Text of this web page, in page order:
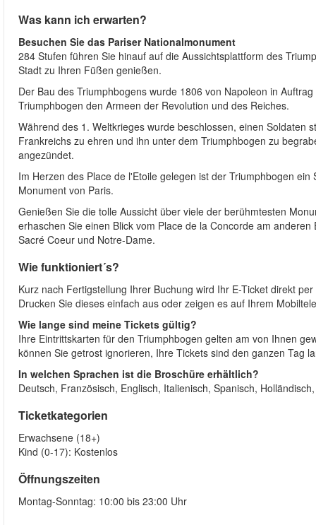
Was kann ich erwarten?
Besuchen Sie das Pariser Nationalmonument
284 Stufen führen Sie hinauf auf die Aussichtsplattform des
Stadt zu Ihren Füßen genießen.
Der Bau des Triumphbogens wurde 1806 von Napoleon in
Triumphbogen den Armeen der Revolution und des Reiches.
Während des 1. Weltkrieges wurde beschlossen, einen Soldaten
Frankreichs zu ehren und ihn unter dem Triumphbogen zu
angezündet.
Im Herzen des Place de l'Etoile gelegen ist der Triumphbogen
Monument von Paris.
Genießen Sie die tolle Aussicht über viele der berühmtesten
erhaschen Sie einen Blick vom Place de la Concorde am
Sacré Coeur und Notre-Dame.
Wie funktioniert´s?
Kurz nach Fertigstellung Ihrer Buchung wird Ihr E-Ticket direkt
Drucken Sie dieses einfach aus oder zeigen es auf Ihrem
Wie lange sind meine Tickets gültig?
Ihre Eintrittskarten für den Triumphbogen gelten am von Ihnen
können Sie getrost ignorieren, Ihre Tickets sind den ganzen Tag
In welchen Sprachen ist die Broschüre erhältlich?
Deutsch, Französisch, Englisch, Italienisch, Spanisch,
Ticketkategorien
Erwachsene (18+)
Kind (0-17): Kostenlos
Öffnungszeiten
Montag-Sonntag: 10:00 bis 23:00 Uhr